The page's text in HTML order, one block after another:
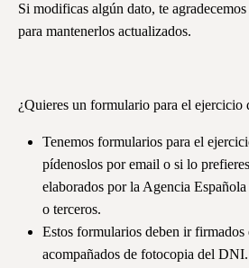
Si modificas algún dato, te
para mantenerlos actualizados.
¿Quieres un formulario para el ejercicio
Tenemos formularios para el
pídenoslos por email o si lo
elaborados por la Agencia
o terceros.
Estos formularios deben ir firmados
acompañados de fotocopia del DNI.